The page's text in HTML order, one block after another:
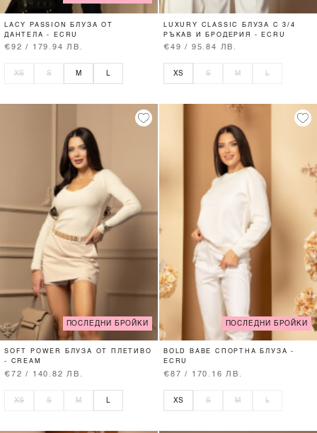
LACY PASSION БЛУЗА ОТ
ДАНТЕЛА - ECRU
€92 / 179.94 ЛВ.
XS S M L
LUXURY CLASSIC БЛУЗА С 3/4
РЪКАВ И БРОДЕРИЯ - ECRU
€49 / 95.84 ЛВ.
XS S M L
ПОСЛЕДНИ БРОЙКИ
SOFT POWER БЛУЗА ОТ ПЛЕТИВО
- CREAM
€72 / 140.82 ЛВ.
XS S M
ПОСЛЕДНИ БРОЙКИ
BOLD BABE СПОРТНА БЛУЗА -
ECRU
€87 / 170.16 ЛВ.
XS S M L